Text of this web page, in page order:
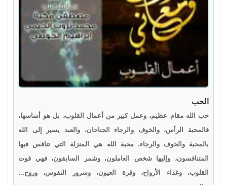
الحب
حب الله مقام عظيم، وعمل كبير من أعمال القلوب، بل هو أساسها،
فالمحبة الرأس، والخوف والرجاء الجناحان، والعبد يسير إلى الله
بالمحبة والخوف والرجاء. محبة الله هي المنزلة التي تنافس فيها
المتنافسون، وإليها شخص العاملون، وشمر السابقون، فهي قوت
القلوب، وغذاء الأرواح، وقرة العيون، وسرور النفوس، وروح...